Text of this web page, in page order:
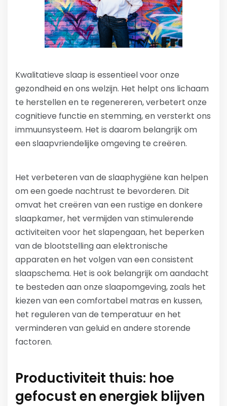
Kwalitatieve slaap is essentieel voor onze
gezondheid en ons welzijn. Het helpt ons lichaam
te herstellen en te regenereren, verbetert onze
cognitieve functie en stemming, en versterkt ons
immuunsysteem. Het is daarom belangrijk om
een slaapvriendelijke omgeving te creëren.
Het verbeteren van de slaaphygiëne kan helpen
om een goede nachtrust te bevorderen. Dit
omvat het creëren van een rustige en donkere
slaapkamer, het vermijden van stimulerende
activiteiten voor het slapengaan, het beperken
van de blootstelling aan elektronische
apparaten en het volgen van een consistent
slaapschema. Het is ook belangrijk om aandacht
te besteden aan onze slaapomgeving, zoals het
kiezen van een comfortabel matras en kussen,
het reguleren van de temperatuur en het
verminderen van geluid en andere storende
factoren.
Productiviteit thuis: hoe
gefocust en energiek blijven